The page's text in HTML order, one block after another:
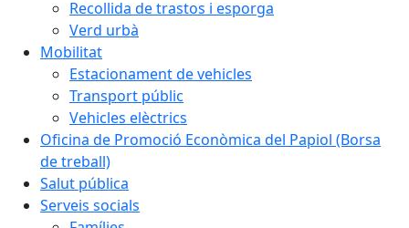
Recollida de trastos i esporga
Verd urbà
Mobilitat
Estacionament de vehicles
Transport públic
Vehicles elèctrics
Oficina de Promoció Econòmica del Papiol (Borsa
de treball)
Salut pública
Serveis socials